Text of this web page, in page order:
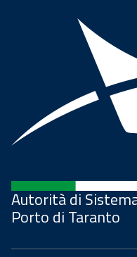
Autorità di
Porto di Taranto